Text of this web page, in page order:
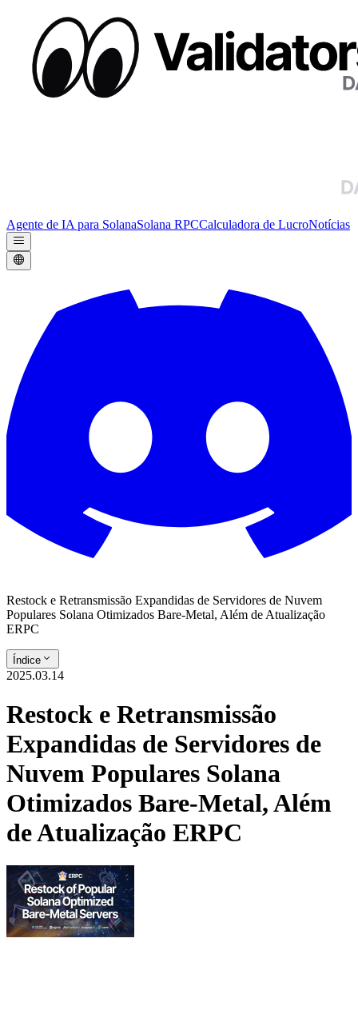
Agente de IA para SolanaSolana RPCCalculadora de LucroNotícias
Restock e Retransmissão Expandidas de Servidores de Nuvem
Populares Solana Otimizados Bare-Metal, Além de Atualização
ERPC
Índice
2025.03.14
Restock e Retransmissão
Expandidas de Servidores de
Nuvem Populares Solana
Otimizados Bare-Metal, Além
de Atualização ERPC